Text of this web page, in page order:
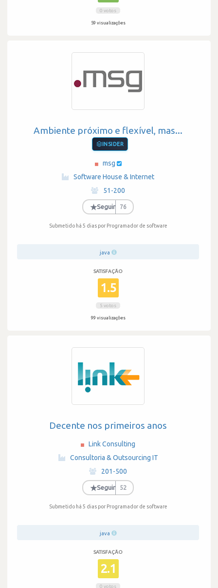
0 votos
59 visualizações
Ambiente próximo e flexível, mas...
INSIDER
msg
Software House & Internet
·
51-200
·
★Seguir 76
Submetido há 5 dias por Programador de software
java
SATISFAÇÃO
1.5
5 votos
99 visualizações
Decente nos primeiros anos
Link Consulting
·
Consultoria & Outsourcing IT
·
201-500
·
★Seguir 52
Submetido há 5 dias por Programador de software
java
SATISFAÇÃO
2.1
0 votos